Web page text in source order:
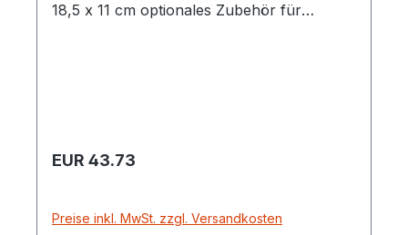
18,5 x 11 cm optionales Zubehör für
Regulärer Preis:
EUR 43.73
Preise inkl. MwSt. zzgl. Versandkosten